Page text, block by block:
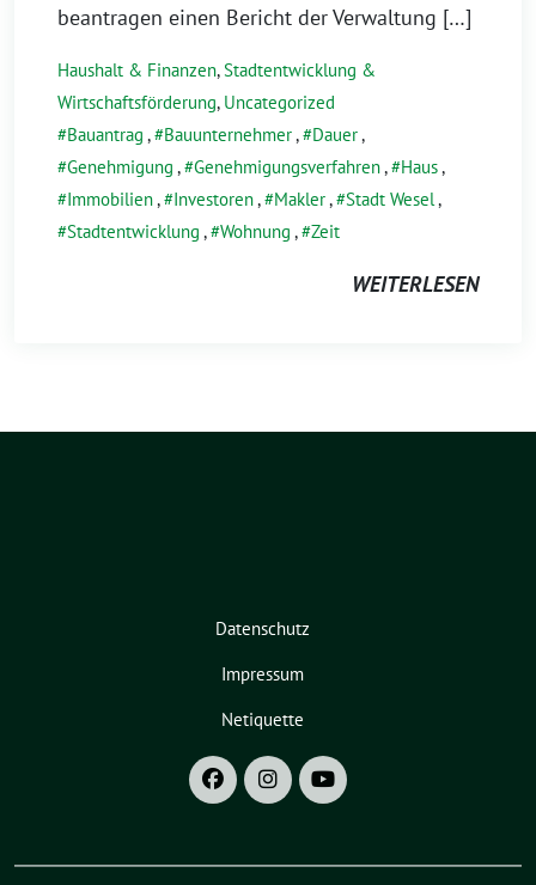
beantragen einen Bericht der Verwaltung […]
Haushalt & Finanzen,Stadtentwicklung &
Wirtschaftsförderung, Uncategorized
Bauantrag , Bauunternehmer, Dauer,
Genehmigung , Genehmigungsverfahren, Haus,
Immobilien, Investoren, Makler, Stadt Wesel,
Stadtentwicklung , Wohnung , Zeit
WEITERLESEN
Datenschutz
Impressum
Netiquette